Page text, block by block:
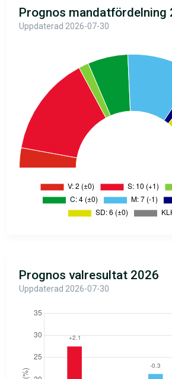
Prognos mandatfördelning
Uppdaterad 2026-07-30
Prognos valresultat 2026
Uppdaterad 2026-07-30